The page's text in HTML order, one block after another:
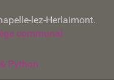
lez-Herlaimont.
communal
Python